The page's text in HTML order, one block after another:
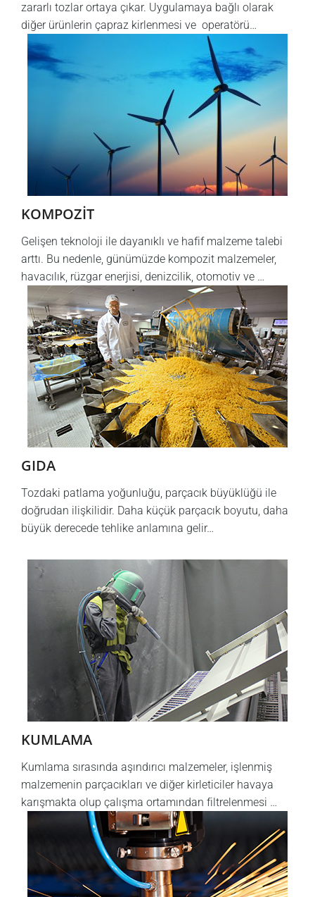
zararlı tozlar ortaya çıkar. Uygulamaya bağlı olarak
diğer ürünlerin çapraz kirlenmesi ve operatörü…
KOMPOZİT
Gelişen teknoloji ile dayanıklı ve hafif malzeme talebi
arttı. Bu nedenle, günümüzde kompozit malzemeler,
havacılık, rüzgar enerjisi, denizcilik, otomotiv ve …
GIDA
Tozdaki patlama yoğunluğu, parçacık büyüklüğü ile
doğrudan ilişkilidir. Daha küçük parçacık boyutu, daha
büyük derecede tehlike anlamına gelir…
KUMLAMA
Kumlama sırasında aşındırıcı malzemeler, işlenmiş
malzemenin parçacıkları ve diğer kirleticiler havaya
karışmakta olup çalışma ortamından filtrelenmesi …